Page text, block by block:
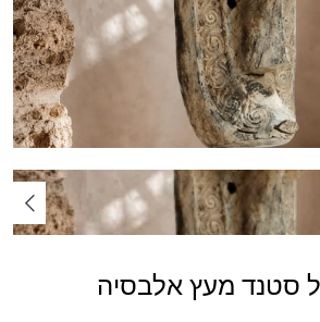
סטנד מעץ אלבסיה